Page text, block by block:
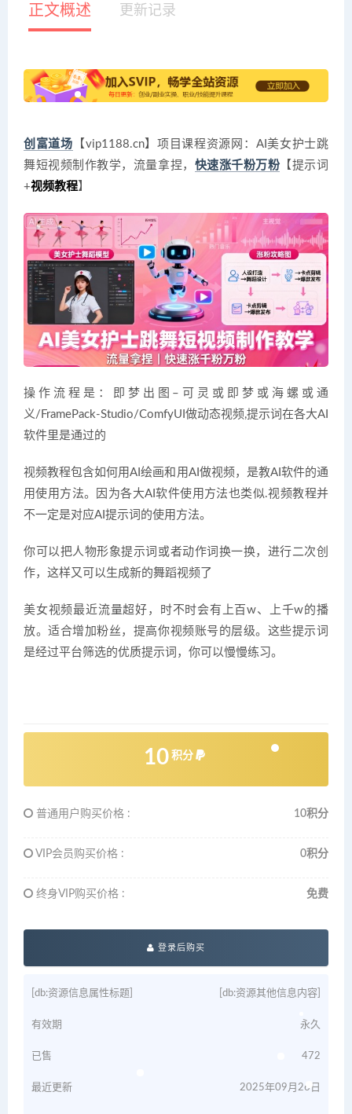
正文概述 更新记录
创富道场 【vip1188.cn】项目课程资源网：AI美女护士跳
舞短视频制作教学，流量拿捏， 快速涨千粉万粉 【提示词
+视频教程】
操作流程是：即梦出图–可灵或即梦或海螺或通
义/FramePack-Studio/ComfyUI做动态视频,提示词在各大AI
软件里是通过的
视频教程包含如何用AI绘画和用AI做视频，是教AI软件的通
用使用方法。因为各大AI软件使用方法也类似.视频教程并
不一定是对应AI提示词的使用方法。
你可以把人物形象提示词或者动作词换一换，进行二次创
作，这样又可以生成新的舞蹈视频了
美女视频最近流量超好，时不时会有上百w、上千w的播
放。适合增加粉丝，提高你视频账号的层级。这些提示词
是经过平台筛选的优质提示词，你可以慢慢练习。
10 积分
普通用户购买价格 : 10积分
VIP会员购买价格 : 0积分
终身VIP购买价格 : 免费
登录后购买
[db:资源信息属性标题] [db:资源其他信息内容]
有效期 永久
已售 472
最近更新 2025年09月26日